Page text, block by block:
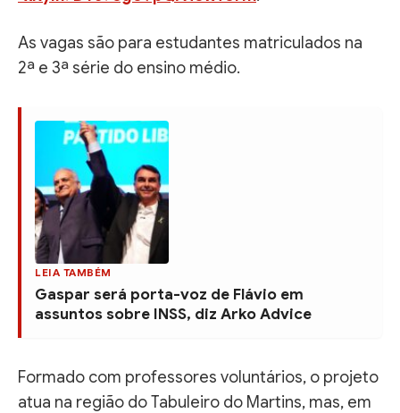
As vagas são para estudantes matriculados na
2ª e 3ª série do ensino médio.
LEIA TAMBÉM
Gaspar será porta-voz de Flávio em
assuntos sobre INSS, diz Arko Advice
Formado com professores voluntários, o projeto
atua na região do Tabuleiro do Martins, mas, em